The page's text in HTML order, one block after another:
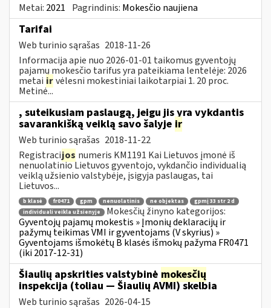
Metai: 2021 Pagrindinis: Mokesčio naujiena
Tarifai
Web turinio sąrašas 2018-11-26
Informacija apie nuo 2026-01-01 taikomus gyventojų
pajamų mokesčio tarifus yra pateikiama lentelėje: 2026
metai irvėlesni mokestiniai laikotarpiai 1. 20 proc.
Metinė...
, suteikusiam paslaugą, jeigu jis yra vykdantis
savarankišką veiklą savo šalyje ir
Web turinio sąrašas 2018-11-22
Registracijos numeris KM1191 Kai Lietuvos įmonė iš
nenuolatinio Lietuvos gyventojo, vykdančio individualią
veiklą užsienio valstybėje, įsigyja paslaugas, tai
Lietuvos...
b klasė fr0471 gpm nenuolatinis ne objektas
gpmį 33 str 2 d
individuali veikla užsienyje
Mokesčių žinyno kategorijos:
Gyventojų pajamų mokestis » Įmonių deklaracijų ir
pažymų teikimas VMI ir gyventojams (V skyrius) »
Gyventojams išmokėtų B klasės išmokų pažyma FR0471
(iki 2017-12-31)
Šiaulių apskrities valstybinė mokesčių
inspekcija (toliau — Šiaulių AVMI) skelbia
Web turinio sąrašas 2026-04-15